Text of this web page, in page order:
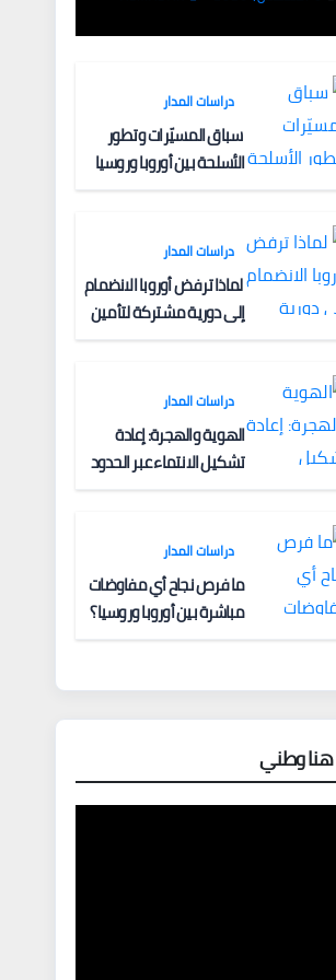
الفكرية وآليات
التعبئة
دراسات المدار
سباق المسيّرات وتطور
الأسلحة بين أوروبا وروسيا
دراسات المدار
لماذا ترفض أوروبا الانضمام
إلى دورية مشتركة لتأمين
دراسات المدار
الهوية والهجرة: إعادة
تشكيل الانتماء عبر الحدود
دراسات المدار
ما فرص نجاح أي مفاوضات
مباشرة بين أوروبا وروسيا؟
هنا وطني